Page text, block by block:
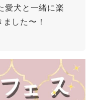
愛犬と一緒に楽
した〜！